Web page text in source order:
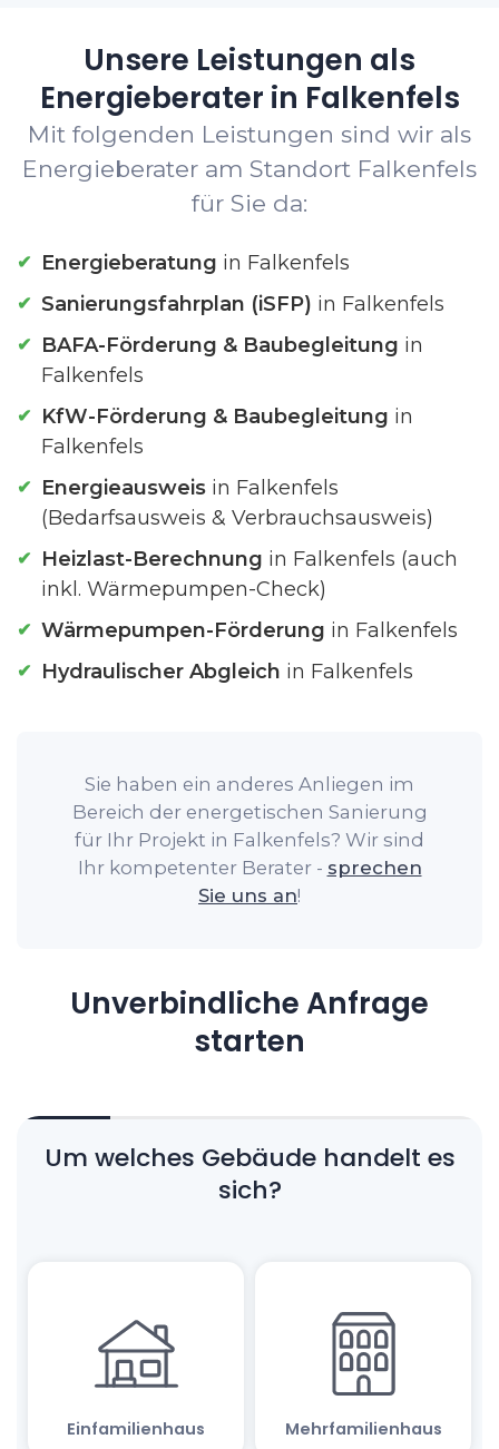
Unsere Leistungen als
Energieberater in Falkenfels
Mit folgenden Leistungen sind wir als
Energieberater am Standort Falkenfels
für Sie da:
Energieberatung in Falkenfels
Sanierungsfahrplan (iSFP) in Falkenfels
BAFA-Förderung & Baubegleitung in
Falkenfels
KfW-Förderung & Baubegleitung in
Falkenfels
Energieausweis in Falkenfels
(Bedarfsausweis & Verbrauchsausweis)
Heizlast-Berechnung in Falkenfels (auch
inkl. Wärmepumpen-Check)
Wärmepumpen-Förderung in Falkenfels
Hydraulischer Abgleich in Falkenfels
Sie haben ein anderes Anliegen im
Bereich der energetischen Sanierung
für Ihr Projekt in Falkenfels? Wir sind
Ihr kompetenter Berater - sprechen
Sie uns an!
Unverbindliche Anfrage
starten